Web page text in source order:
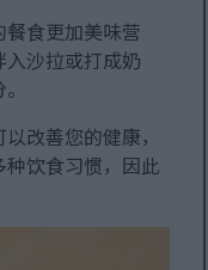
食更加美味营
沙拉或打成奶
改善您的健康，
饮食习惯，因此